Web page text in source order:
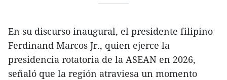
En su discurso inaugural, el presidente filipino
Ferdinand Marcos Jr., quien ejerce la
presidencia rotatoria de la ASEAN en 2026,
señaló que la región atraviesa un momento